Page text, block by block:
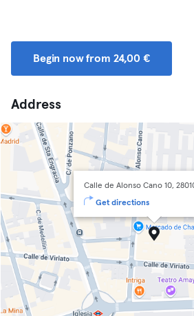
Begin now from 24,00 €
Address
Calle de Alonso Cano 10,
Get directions